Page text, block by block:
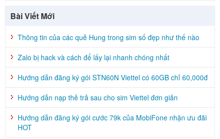
Bài Viết Mới
Thông tin của các quẻ Hung trong sim số đẹp như thế nào
Zalo bị hack và cách để lấy lại nhanh chóng nhất
Hướng dẫn đăng ký gói STN60N Viettel có 60GB chỉ 60,000đ
Hướng dẫn nạp thẻ trả sau cho sim Viettel đơn giản
Hướng dẫn đăng ký gói cước 79k của MobiFone nhận ưu đãi
HOT